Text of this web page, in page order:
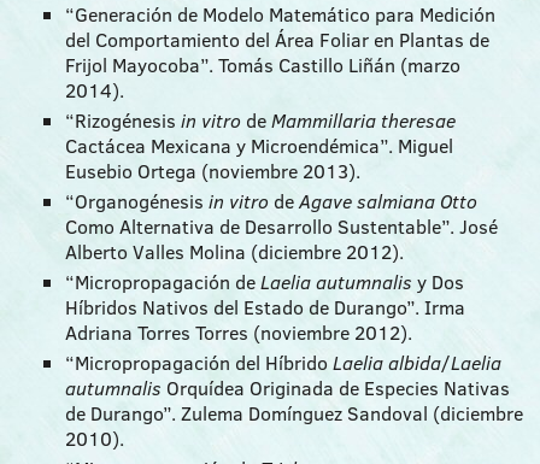
“Generación de Modelo Matemático para Medición
del Comportamiento del Área Foliar en Plantas de
Frijol Mayocoba”. Tomás Castillo Liñán (marzo
2014).
“Rizogénesis in vitro deMammillaria theresae
Cactácea Mexicana y Microendémica”. Miguel
Eusebio Ortega (noviembre 2013).
“Organogénesis in vitro deAgave salmiana Otto
Como Alternativa de Desarrollo Sustentable”. José
Alberto Valles Molina (diciembre 2012).
“Micropropagación deLaelia autumnalis y Dos
Híbridos Nativos del Estado de Durango”. Irma
Adriana Torres Torres (noviembre 2012).
“Micropropagación del Híbrido Laelia albida/Laelia
autumnalis Orquídea Originada de Especies Nativas
de Durango”. Zulema Domínguez Sandoval (diciembre
2010).